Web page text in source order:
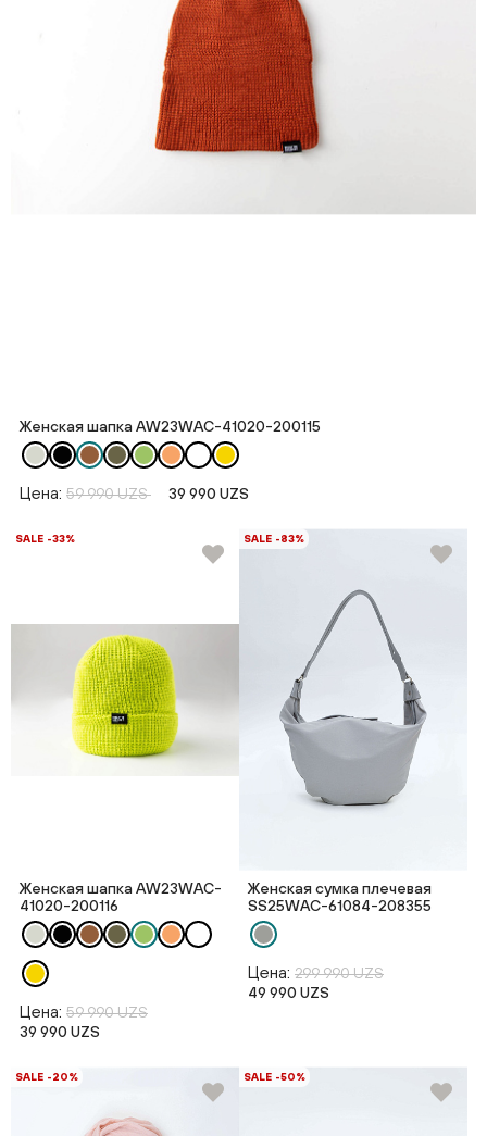
Женская шапка AW23WAC-41020-200115
Цена: 59 990 UZS 39 990 UZS
SALE -33%
Женская шапка AW23WAC-
41020-200116
Цена: 59 990 UZS
39 990 UZS
SALE -83%
Женская сумка плечевая
SS25WAС-61084-208355
Цена: 299 990 UZS
49 990 UZS
SALE -20% SALE -50%